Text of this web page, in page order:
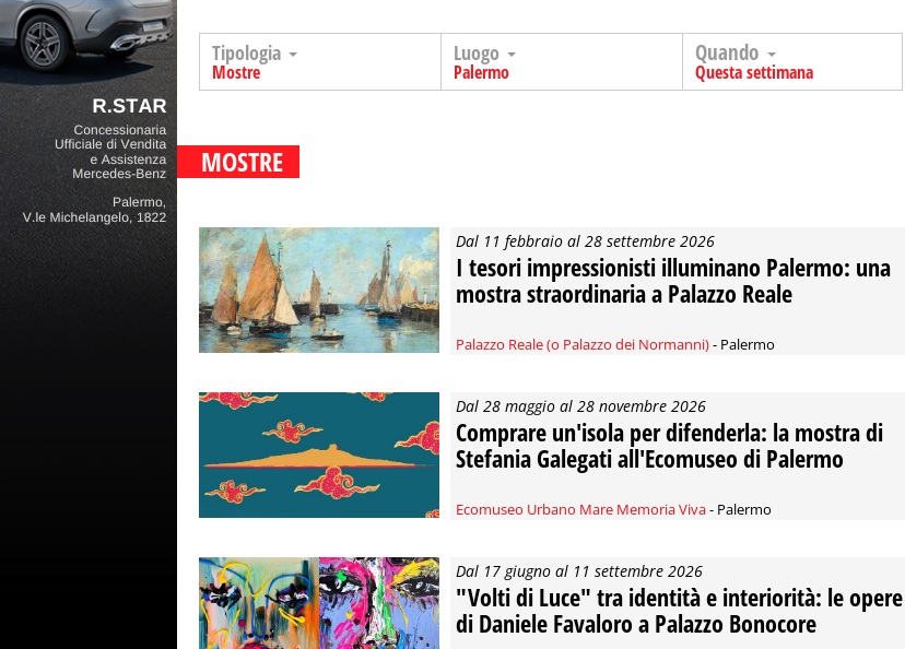
Tipologia
Mostre
Luogo
Palermo
Quando
Questa settimana
MOSTRE
Dal 11 febbraio al 28 settembre 2026
I tesori impressionisti illuminano Palermo: una
mostra straordinaria a Palazzo Reale
Palazzo Reale (o Palazzo dei Normanni)- Palermo
Dal 28 maggio al 28 novembre 2026
Comprare un'isola per difenderla: la mostra di
Stefania Galegati all'Ecomuseo di Palermo
Ecomuseo Urbano Mare Memoria Viva- Palermo
Dal 17 giugno al 11 settembre 2026
"Volti di Luce" tra identità e interiorità: le opere
di Daniele Favaloro a Palazzo Bonocore